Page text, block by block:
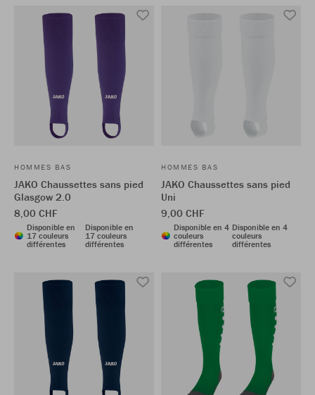
HOMMES BAS
JAKO Chaussettes sans pied
Glasgow 2.0
8,00 CHF
Disponible en
17 couleurs
différentes
Disponible en
17 couleurs
différentes
HOMMES BAS
JAKO Chaussettes sans pied
Uni
9,00 CHF
Disponible en 4
couleurs
différentes
Disponible en 4
couleurs
différentes